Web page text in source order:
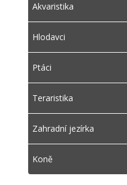
Akvaristika
Hlodavci
Ptáci
Teraristika
Zahradní jezírka
Koně